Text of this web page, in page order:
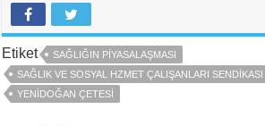
Etiket
SAĞLIĞIN PIYASALAŞMASI
SAĞLIK VE SOSYAL HZMET ÇALIŞANLARI SENDIKASI
YENIDOĞAN ÇETESI